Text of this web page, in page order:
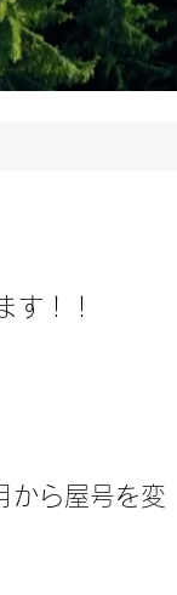
す！！
ら屋号を変